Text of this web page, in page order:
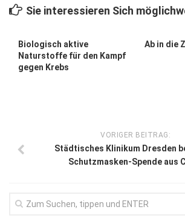
Forum Gesundheit
Allgemein
Hören
Sie interessieren Sich
Biologisch aktive
Naturstoffe für den Kampf
gegen Krebs
Ab in die
VORIGER BEITRAG:
Städtisches Klinikum Dresden
Schutzmasken-Spende aus